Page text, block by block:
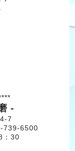
-
7
739-6500
：30